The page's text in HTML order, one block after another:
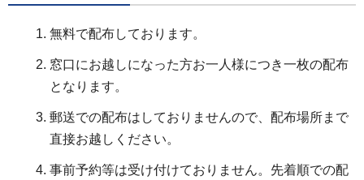
無料で配布しております。
窓口にお越しになった方お一人様につき一枚の配布
となります。
郵送での配布はしておりませんので、配布場所まで
直接お越しください。
事前予約等は受け付けておりません。先着順での配